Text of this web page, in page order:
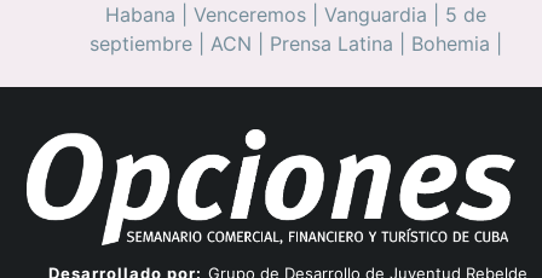
Habana
Venceremos| Vanguardia
5 de
septiembre| ACN Prensa Latina Bohemia
Desarrollado por: Grupo de Desarrollo de Juventud Rebelde